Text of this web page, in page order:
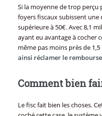
Si la moyenne de trop perçu
foyers fiscaux subissent une
supérieure à 50€. Avec 8,1
ayant eu avantage à cocher
même pas moins près de
ainsi réclamer le
Comment bien
Le fisc fait bien les choses.